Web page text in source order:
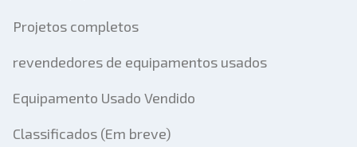
Projetos completos
revendedores de equipamentos usados
Equipamento Usado Vendido
Classificados (Em breve)